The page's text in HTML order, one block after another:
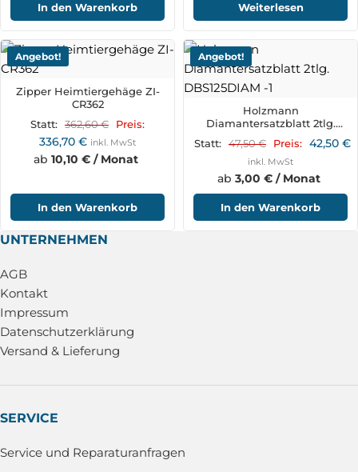
In den Warenkorb Weiterlesen
Angebot!
Zipper Heimtiergehäge ZI-
CR362
Statt: 362,60€ Preis:
336,70 € inkl. MwSt
ab 10,10 € / Monat
In den Warenkorb
Angebot!
Holzmann
Diamantersatzblatt 2tlg.
DBS125DIAM
Statt: 47,50€ Preis: 42,50 €
inkl. MwSt
ab 3,00 € / Monat
In den Warenkorb
UNTERNEHMEN
AGB
Kontakt
Impressum
Datenschutzerklärung
Versand & Lieferung
SERVICE
Service und Reparaturanfragen